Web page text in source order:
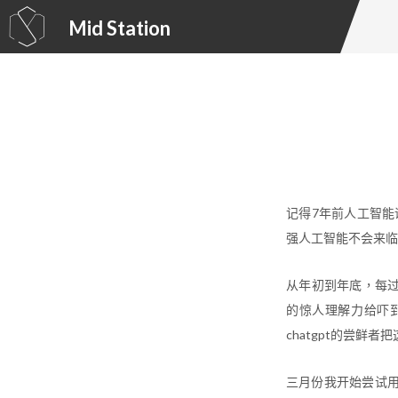
Mid Station
记得7年前人工智
强人工智能不会来
从年初到年底，每
的惊人理解力给吓
chatgpt的尝鲜者把
三月份我开始尝试